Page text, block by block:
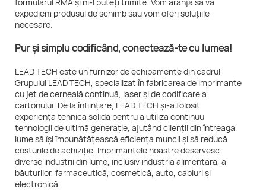
formularul RMA și ni-l puteți trimite. Vom aranja să vă
expediem produsul de schimb sau vom oferi soluțiile
necesare.
Pur și simplu codificând, conectează-te cu lumea!
LEAD TECH este un furnizor de echipamente din cadrul
Grupului LEAD TECH, specializat în fabricarea de imprimante
cu jet de cerneală continuă, laser și de codificare a
cartonului. De la înființare, LEAD TECH și-a folosit
experiența tehnică solidă pentru a utiliza continuu
tehnologii de ultimă generație, ajutând clienții din întreaga
lume să își îmbunătățească eficiența muncii și să reducă
costurile de achiziție. Imprimantele noastre deservesc
diverse industrii din lume, inclusiv industria alimentară, a
băuturilor, farmaceutică, cosmetică, auto, cabluri și
electronică.